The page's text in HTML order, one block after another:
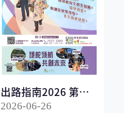
出路指南2026 第二
冊
2026-06-26